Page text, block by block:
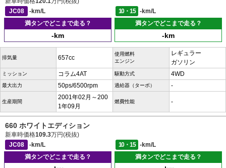
JC08
-km/L 10・15
-km/L
満タンでどこまで走る？
-km
満タンでどこまで走る？
-km
排気量 657cc
使用燃料
エンジン
レギュラー
ガソリン
ミッション コラム4AT 駆動方式 4WD
最大出力 50ps/6500rpm 過給器（ターボ） -
生産期間
2001年02月～200
1年09月
燃費性能 -
660 ホワイトエディション
新車時価格109.3万円(税抜)
JC08
-km/L 10・15
-km/L
満タンでどこまで走る？
満タンでどこまで走る？